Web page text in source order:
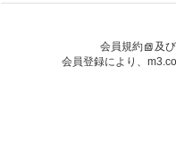
会員規約 及び
会員登録により、